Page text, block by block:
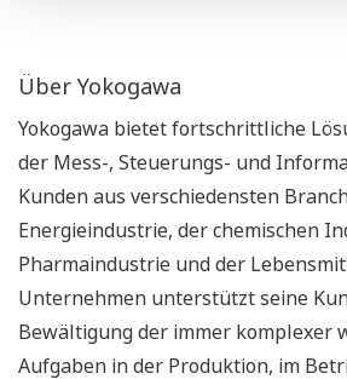
Über Yokogawa
Yokogawa bietet fortschrittliche
der Mess-, Steuerungs- und
Kunden aus verschiedensten
Energieindustrie, der chemischen
Pharmaindustrie und der
Unternehmen unterstützt seine
Bewältigung der immer komplexer
Aufgaben in der Produktion, im